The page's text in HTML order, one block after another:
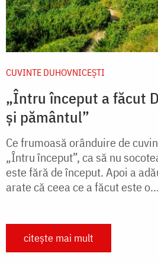
CUVINTE DUHOVNICEȘTI
„Întru început a făcut
și pământul”
Ce frumoasă orânduire de
„Întru început”, ca să nu
este fără de început. Apoi a
arate că ceea ce a făcut este o...
citește mai mult